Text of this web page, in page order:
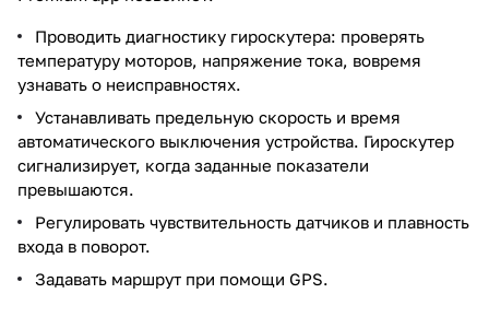
Проводить диагностику гироскутера: проверять
температуру моторов, напряжение тока, вовремя
узнавать о неисправностях.
Устанавливать предельную скорость и время
автоматического выключения устройства. Гироскутер
сигнализирует, когда заданные показатели
превышаются.
Регулировать чувствительность датчиков и плавность
входа в поворот.
Задавать маршрут при помощи GPS.